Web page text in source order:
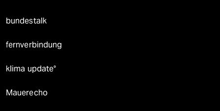
bundestalk
fernverbindung
klima update°
Mauerecho